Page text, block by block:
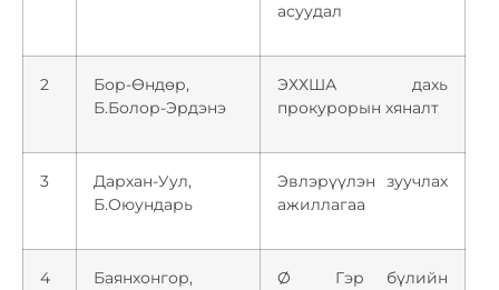
асуудал
2
Бор-Өндөр,
Б.Болор-Эрдэнэ
ЭХХША дахь
прокурорын хяналт
3
Дархан-Уул,
Б.Оюундарь
Эвлэрүүлэн зуучлах
ажиллагаа
4
Баянхонгор,
Ø Гэр бүлийн